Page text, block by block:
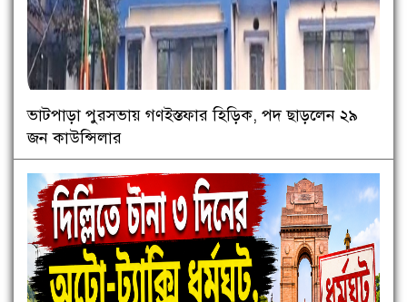
ভাটপাড়া পুরসভায় গণইস্তফার হিড়িক, পদ ছাড়লেন ২৯
জন কাউন্সিলার